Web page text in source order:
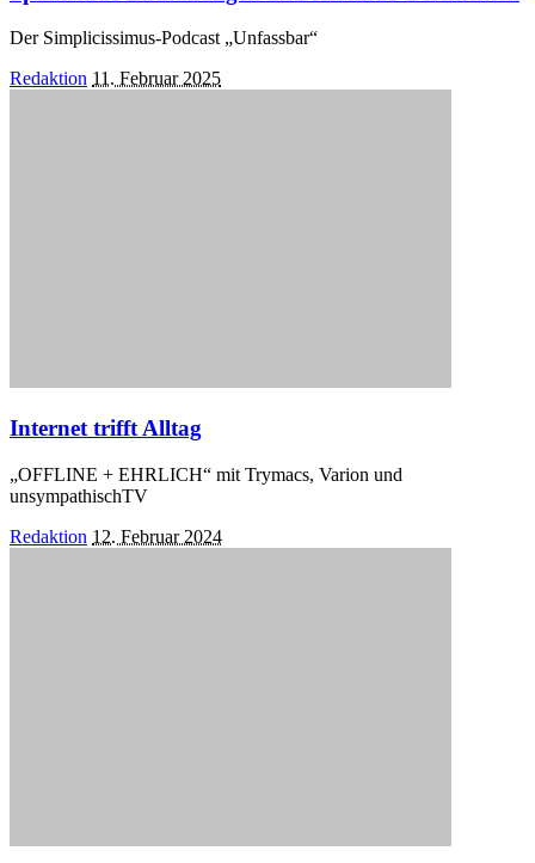
Der Simplicissimus-Podcast „Unfassbar“
Posted
Redaktion 11. Februar 2025
Internet trifft Alltag
„OFFLINE + EHRLICH“ mit Trymacs, Varion und
unsympathischTV
Posted
Redaktion 12. Februar 2024